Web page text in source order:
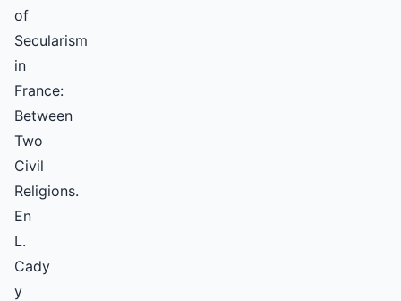
of
Secularism
in
France:
Between
Two
Civil
Religions.
En
L.
Cady
y